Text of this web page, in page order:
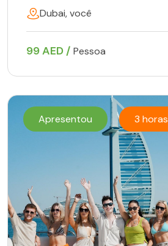
Dubai, você
99 AED / Pessoa
Apresentou 3 horas